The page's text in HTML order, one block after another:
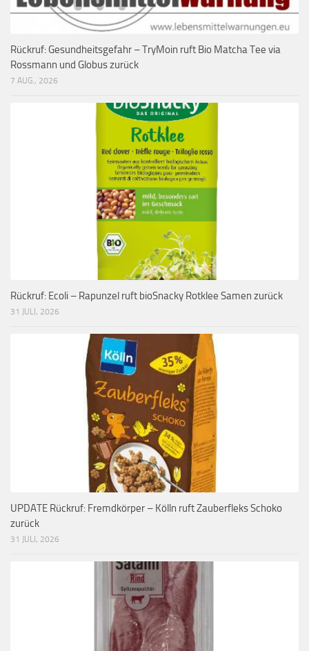
Rückruf: Gesundheitsgefahr – TryMoin ruft Bio Matcha Tee via
Rossmann und Globus zurück
7 AUG., 2026
Rückruf: Ecoli – Rapunzel ruft bioSnacky Rotklee Samen zurück
31 JULI, 2026
UPDATE Rückruf: Fremdkörper – Kölln ruft Zauberfleks Schoko
zurück
31 JULI, 2026